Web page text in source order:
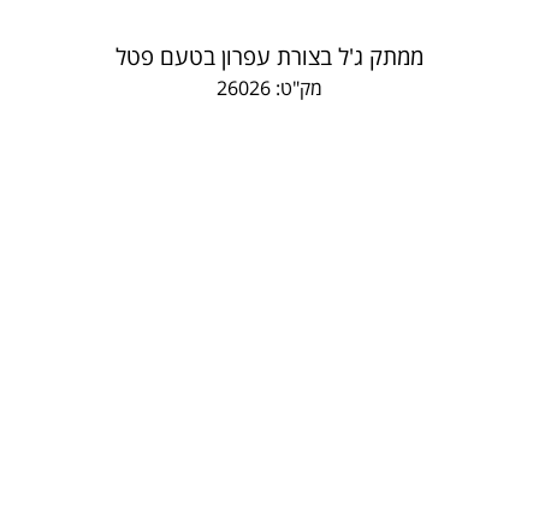
ממתק ג'ל בצורת עפרון בטעם פטל
מק"ט: 26026